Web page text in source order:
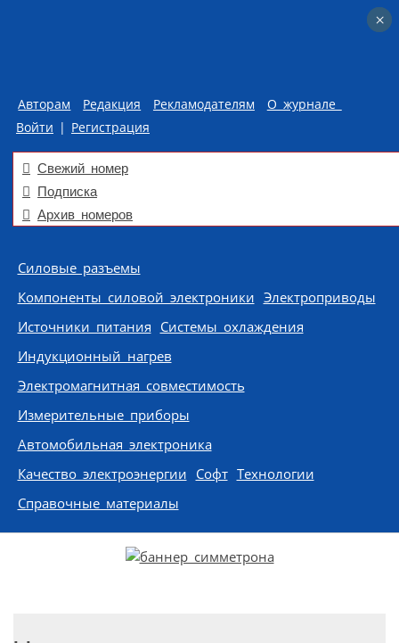
Авторам Редакция Рекламодателям
О журнале
Войти | Регистрация
Свежий номер
Подписка
Архив номеров
Skip to content
Силовые разъемы
Компоненты силовой электроники Электроприводы
Источники питания Системы охлаждения
Индукционный нагрев
Электромагнитная совместимость
Измерительные приборы
Автомобильная электроника
Качество электроэнергии Софт Технологии
Справочные материалы
×
×